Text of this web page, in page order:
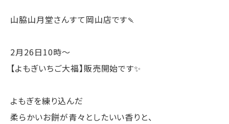
山脇山月堂さんすて岡山店です🍡
2月26日10時〜
【よもぎいちご大福】販売開始です✨
よもぎを練り込んだ
柔らかいお餅が青々としたいい香りと、